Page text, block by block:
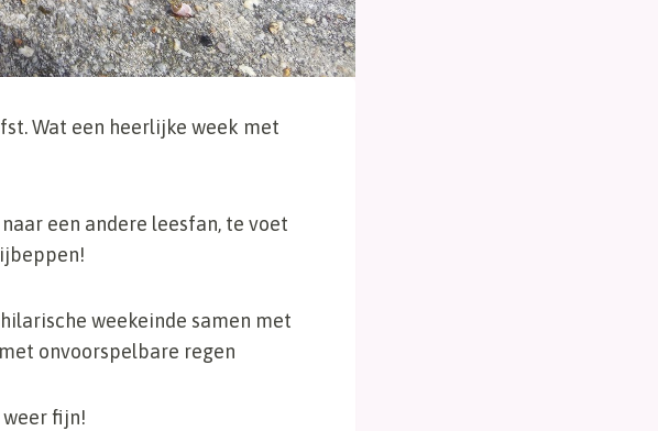
Wat een heerlijke week met
een andere leesfan, te voet
weekeinde samen met
onvoorspelbare regen
weer fijn!